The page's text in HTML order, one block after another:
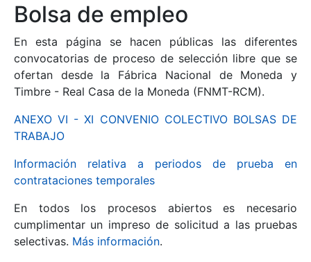
Mostrar/Ocultar
Mostrar/Ocultar
Bolsa de empleo
En esta página se hacen públicas las diferentes
convocatorias de proceso de selección libre que se
ofertan desde la Fábrica Nacional de Moneda y
Timbre - Real Casa de la Moneda (FNMT-RCM).
ANEXO VI - XI CONVENIO COLECTIVO BOLSAS DE
TRABAJO
Información relativa a periodos de prueba en
contrataciones temporales
En todos los procesos abiertos es necesario
cumplimentar un impreso de solicitud a las pruebas
selectivas. Más información.